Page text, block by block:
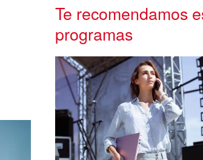
Te recomendamos
programas